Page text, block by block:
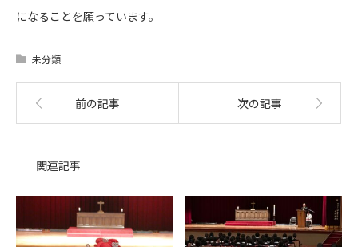
になることを願っています。
未分類
前の記事 次の記事
関連記事